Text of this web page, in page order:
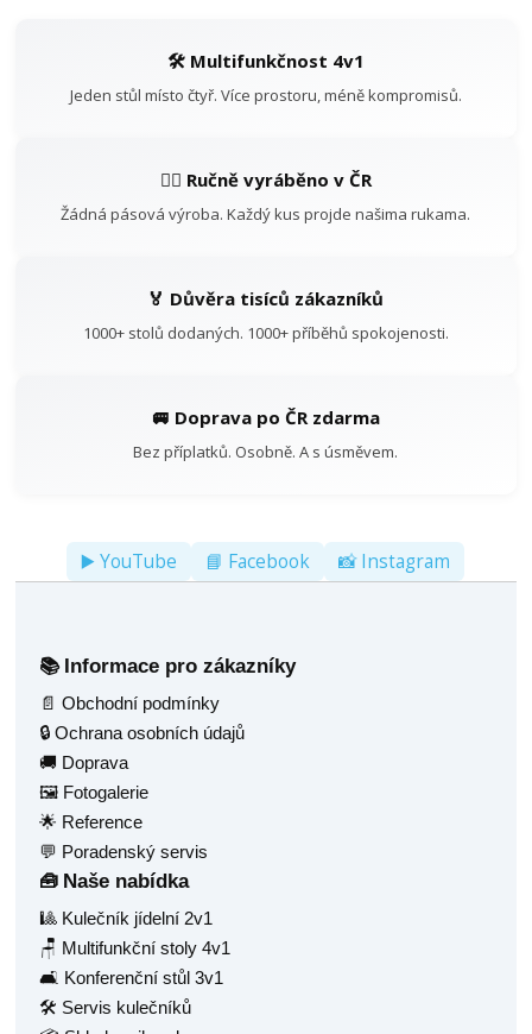
🛠️ Multifunkčnost 4v1
Jeden stůl místo čtyř. Více prostoru, méně kompromisů.
👷‍♂️ Ručně vyráběno v ČR
Žádná pásová výroba. Každý kus projde našima rukama.
🏅 Důvěra tisíců zákazníků
1000+ stolů dodaných. 1000+ příběhů spokojenosti.
🚐 Doprava po ČR zdarma
Bez příplatků. Osobně. A s úsměvem.
▶️ YouTube 📘 Facebook 📸 Instagram
📚 Informace pro zákazníky
📄 Obchodní podmínky
🔒 Ochrana osobních údajů
🚚 Doprava
🖼️ Fotogalerie
🌟 Reference
💬 Poradenský servis
🧰 Naše nabídka
🎱 Kulečník jídelní 2v1
🪑 Multifunkční stoly 4v1
🛋️ Konferenční stůl 3v1
🛠️ Servis kulečníků